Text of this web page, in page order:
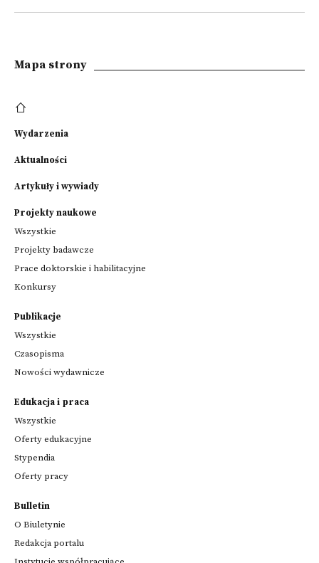
Mapa strony
Wydarzenia
Aktualności
Artykuły i wywiady
Projekty naukowe
Wszystkie
Projekty badawcze
Prace doktorskie i habilitacyjne
Konkursy
Publikacje
Wszystkie
Czasopisma
Nowości wydawnicze
Edukacja i praca
Wszystkie
Oferty edukacyjne
Stypendia
Oferty pracy
Bulletin
O Biuletynie
Redakcja portalu